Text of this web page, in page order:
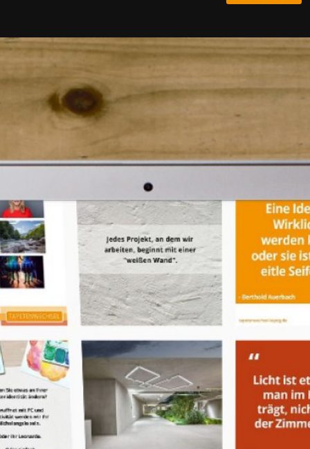
MARKENBÜRO
REFERENZEN
LEISTUNGEN UND PREISE
BLOG
TEAM
KONTAKT
IMPRESSUM DATENSCHUTZ